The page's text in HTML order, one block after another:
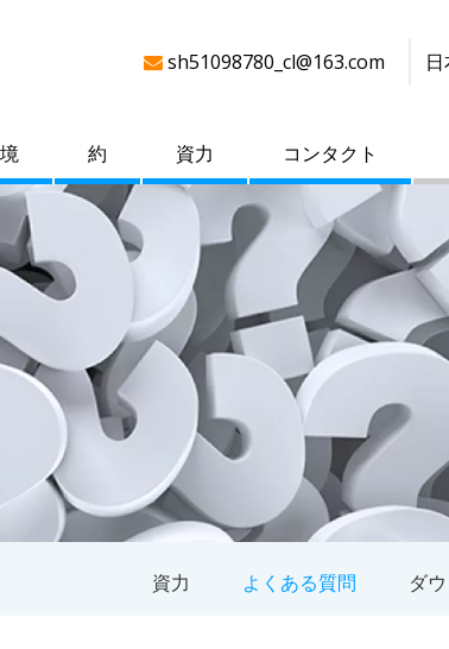
 sh51098780_cl@163.com
約 資力 コンタクト
資力 よくある質問 ダ